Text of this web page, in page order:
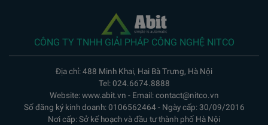
CÔNG TY TNHH GIẢI PHÁP CÔNG NGHỆ NITCO
Địa chỉ: 488 Minh Khai, Hai Bà Trưng, Hà Nội
Tel: 024.6674.8888
Website: www.abit.vn - Email: contact@nitco.vn
Số đăng ký kinh doanh: 0106562464 - Ngày cấp: 30/09/2016
Nơi cấp: Sở kế hoạch và đầu tư thành phố Hà Nội